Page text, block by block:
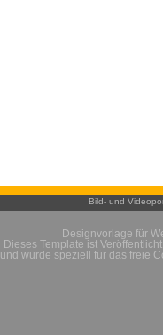
Bild- und
Designvorlage für
Dieses Template ist
und wurde speziell für das freie